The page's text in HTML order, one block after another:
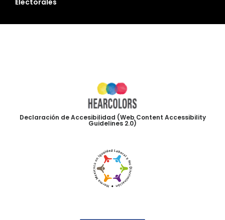
Declaración de Accesibilidad (Web Content Accessibility
Guidelines 2.0)